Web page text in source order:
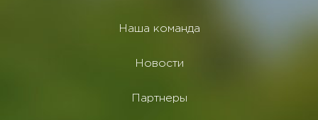
Наша команда
Новости
Партнеры